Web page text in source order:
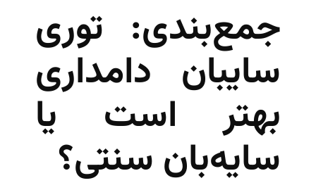
جمع‌بندی: توری
سایبان دامداری
بهتر است یا
سایه‌بان سنتی؟